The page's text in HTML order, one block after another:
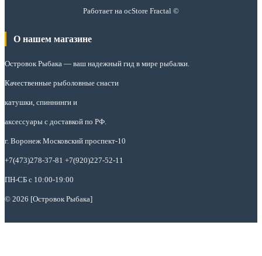
Работает на ocStore Fractal ©
О нашем магазине
Островок Рыбака — ваш надежный гид в мире рыбалки.
Качественные рыболовные снасти
катушки, спиннинги и
аксессуары с доставкой по РФ.
г. Воронеж Московский проспект-10
+7(473)278-37-81 +7(920)227-52-11
ПН-СБ с 10:00-19:00
© 2026 [Островок Рыбака]